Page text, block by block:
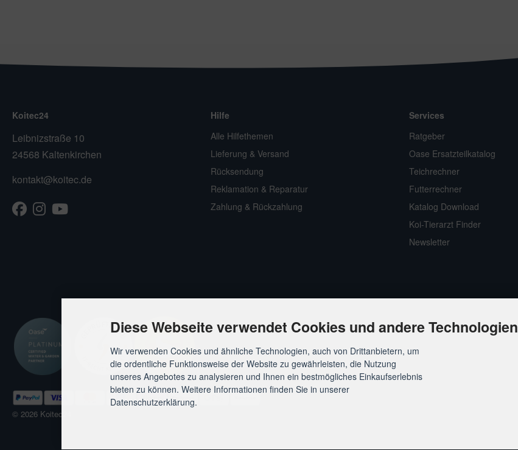
Koitec24
Leibnizstraße 10
24568 Kaltenkirchen
kontakt@koitec.de
Facebook
Instagram
Hilfe
Alle Hilfethemen
Lieferung & Versand
Rücksendung
Reklamation & Reparatur
Zahlung & Rückzahlung
Services
Ratgeber
Oase Ersatzteilkatalog
Teichrechner
Futterrechner
Katalog Download
Koi-Tierarzt Finder
Newsletter
© 2026 Koitec24
Diese Webseite verwendet Cookies und andere Technologien
Wir verwenden Cookies und ähnliche Technologien, auch von Drittanbietern, um
die ordentliche Funktionsweise der Website zu gewährleisten, die Nutzung
unseres Angebotes zu analysieren und Ihnen ein bestmögliches Einkaufserlebnis
bieten zu können. Weitere Informationen finden Sie in unserer
Datenschutzerklärung.